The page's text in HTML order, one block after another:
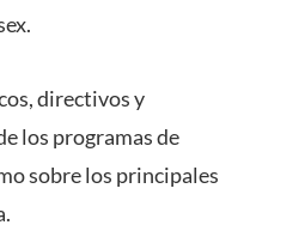
directivos y
los programas de
sobre los principales